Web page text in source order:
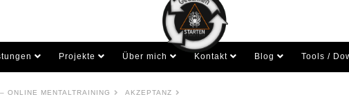
Projekte Über mich Kontakt Blog Tools /
ONLINE MENTALTRAINING
AKZEPTANZ